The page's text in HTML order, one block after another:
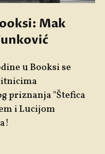
Mak
u Booksi se
priznanja "Štefica
i Lucijom